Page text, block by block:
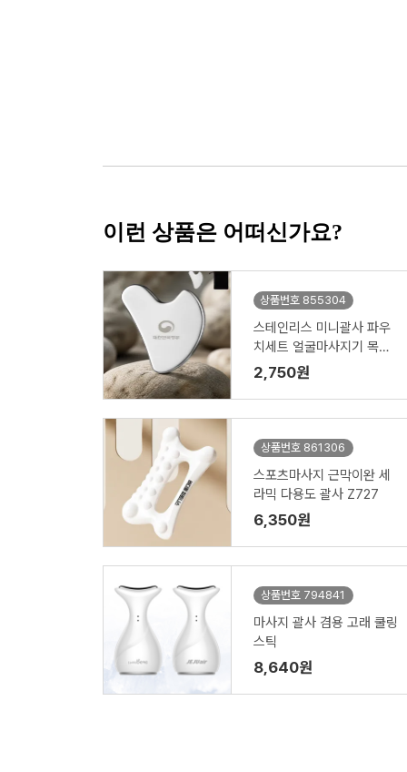
이런 상품은 어떠신가요?
상품번호 855304
스테인리스 미니괄사 파우
치세트 얼굴마사지기 목괄
사
2,750원
상품번호 861306
스포츠마사지 근막이완 세
라믹 다용도 괄사 Z727
6,350원
상품번호 794841
마사지 괄사 겸용 고래 쿨링
스틱
8,640원